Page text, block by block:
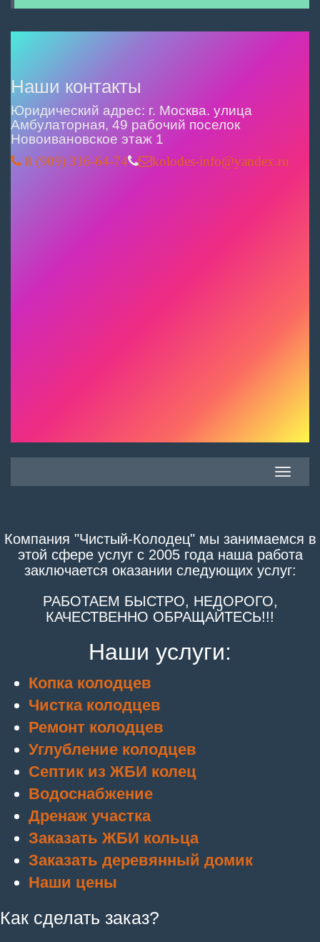
Наши контакты
Юридический адрес: г. Москва. улица
Амбулаторная, 49 рабочий поселок
Новоивановское этаж 1
8 (909) 316-64-74 kolodes-info@yandex.ru
Toggle
Компания "Чистый-Колодец" мы занимаемся в
этой сфере услуг с 2005 года наша работа
заключается оказании следующих услуг:
РАБОТАЕМ БЫСТРО, НЕДОРОГО,
КАЧЕСТВЕННО ОБРАЩАЙТЕСЬ!!!
Наши услуги:
Копка колодцев
Чистка колодцев
Ремонт колодцев
Углубление колодцев
Септик из ЖБИ колец
Водоснабжение
Дренаж участка
Заказать ЖБИ кольца
Заказать деревянный домик
Наши цены
Как сделать заказ?